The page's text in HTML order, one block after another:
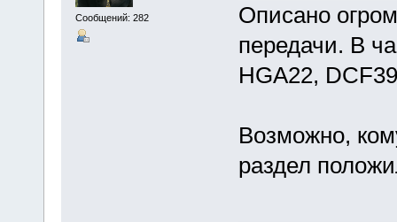
Сообщений: 282
Описано
передачи. В
HGA22,
Возможно,
раздел